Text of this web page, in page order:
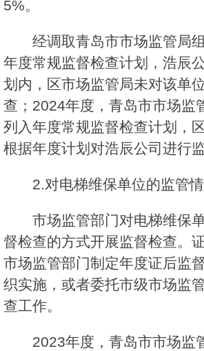
5%。
经调取青岛市市场监管局
年度常规监督检查计划，浩辰
划内，区市场监管局未对该单
查；2024年度，青岛市市场监
列入年度常规监督检查计划，
根据年度计划对浩辰公司进行监
2.对电梯维保单位的监管
市场监管部门对电梯维保
督检查的方式开展监督检查。
市场监管部门制定年度证后监
织实施，或者委托市级市场监
查工作。
2023年度，青岛市市场监